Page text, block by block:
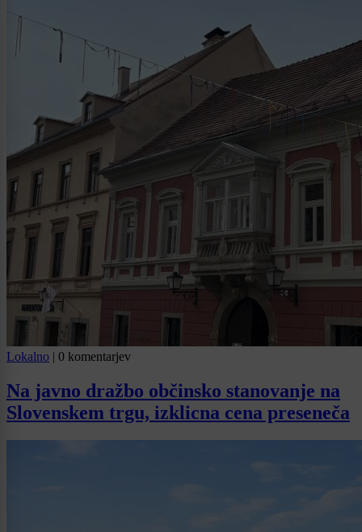
Lokalno | 0 komentarjev
Na javno dražbo občinsko stanovanje na
Slovenskem trgu, izklicna cena preseneča